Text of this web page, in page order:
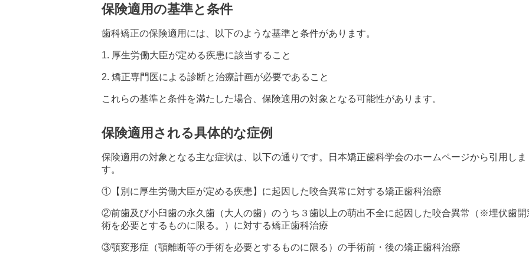
保険適用の基準と条件
歯科矯正の保険適用には、以下のような基準と条件があります。
1. 厚生労働大臣が定める疾患に該当すること
2. 矯正専門医による診断と治療計画が必要であること
これらの基準と条件を満たした場合、保険適用の対象となる可能性があります。
保険適用される具体的な症例
保険適用の対象となる主な症状は、以下の通りです。日本矯正歯科学会のホームページから引用しま
す。
①【別に厚生労働大臣が定める疾患】に起因した咬合異常に対する矯正歯科治療
②前歯及び小臼歯の永久歯（大人の歯）のうち３歯以上の萌出不全に起因した咬合異常（※埋伏歯開
術を必要とするものに限る。）に対する矯正歯科治療
③顎変形症（顎離断等の手術を必要とするものに限る）の手術前・後の矯正歯科治療